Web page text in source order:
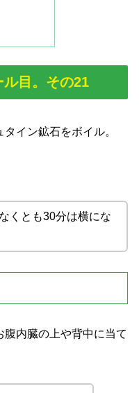
目。その21
イン鉱石をボイル。
くとも30分は横にな
内臓の上や背中に当て